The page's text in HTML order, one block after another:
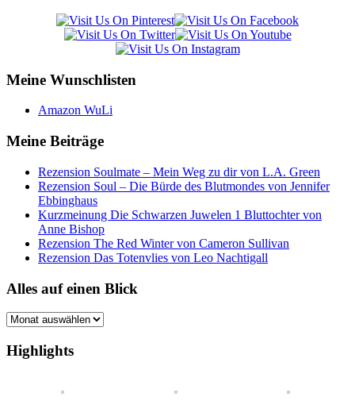
Meine Wunschlisten
Amazon WuLi
Meine Beiträge
Rezension Soulmate – Mein Weg zu dir von L.A. Green
Rezension Soul – Die Bürde des Blutmondes von Jennifer
Ebbinghaus
Kurzmeinung Die Schwarzen Juwelen 1 Bluttochter von
Anne Bishop
Rezension The Red Winter von Cameron Sullivan
Rezension Das Totenvlies von Leo Nachtigall
Alles auf einen Blick
Alles
einen
Blick
Highlights